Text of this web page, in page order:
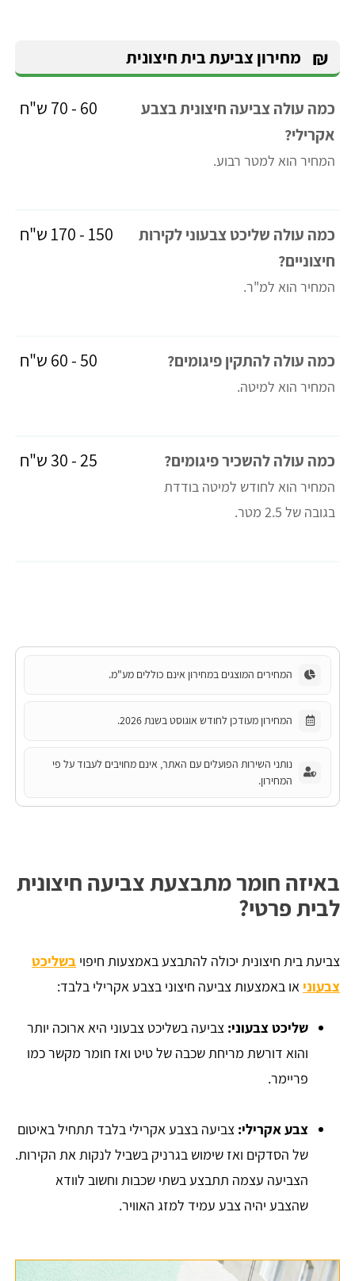
₪ מחירון צביעת בית חיצונית
כמה עולה צביעה חיצונית בצבע
אקרילי?
המחיר הוא למטר רבוע.
60 - 70 ש"ח
כמה עולה שליכט צבעוני לקירות
חיצוניים?
המחיר הוא למ"ר.
150 - 170 ש"ח
כמה עולה להתקין פיגומים?
המחיר הוא למיטה.
50 - 60 ש"ח
כמה עולה להשכיר פיגומים?
המחיר הוא לחודש למיטה בודדת
בגובה של 2.5 מטר.
25 - 30 ש"ח
המחירים המוצגים במחירון אינם כוללים מע"מ.
המחירון מעודכן לחודש אוגוסט בשנת 2026.
נותני השירות הפועלים עם האתר, אינם מחויבים לעבוד על פי
המחירון.
באיזה חומר מתבצעת צביעה חיצונית
לבית פרטי?
צביעת בית חיצונית יכולה להתבצע באמצעות חיפוי בשליכט
צבעוני או באמצעות צביעה חיצוני בצבע אקרילי בלבד:
שליכט צבעוני: צביעה בשליכט צבעוני היא ארוכה יותר
והוא דורשת מריחת שכבה של טיט ואז חומר מקשר כמו
פריימר.
צבע אקרילי: צביעה בצבע אקרילי בלבד תתחיל באיטום
של הסדקים ואז שימוש בגרניק בשביל לנקות את הקירות.
הצביעה עצמה תתבצע בשתי שכבות וחשוב לוודא
שהצבע יהיה צבע עמיד למזג האוויר.